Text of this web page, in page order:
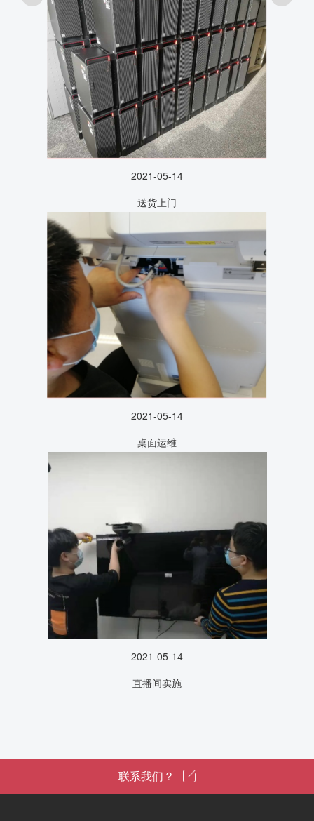
2021-05-14
送货上门
2021-05-14
桌面运维
2021-05-14
直播间实施
联系我们？